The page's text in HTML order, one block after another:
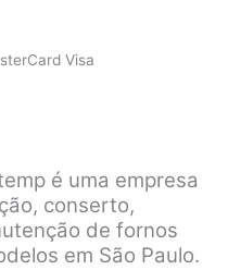
Visa
é uma empresa
conserto,
de fornos
em São Paulo.